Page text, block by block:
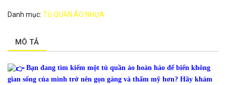
Danh mục: TỦ QUẦN ÁO NHỰA
MÔ TẢ
Bạn đang tìm kiếm một tủ quần áo hoàn hảo để biến không
gian sống của mình trở nên gọn gàng và thẩm mỹ hơn? Hãy khám